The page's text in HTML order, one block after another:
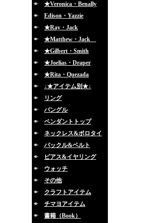
★Veronica・Benally
Edison・Yazzie
★Ray・Jack
★Matthew・Jack
★Gilbert・Smith
★Joelias・Draper
★Rita・Quezada
↓★アイテム別★↓
リング
バングル
ペンダントトップ
ネックレス&ボロタイ
バックル&ベルト
ピアス&イヤリング
ウォッチ
その他
クラフトアイテム
チマヨアイテム
書籍（Book）